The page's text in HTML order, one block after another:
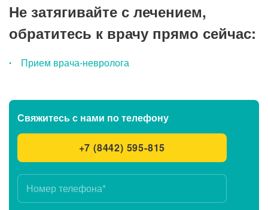
Не затягивайте с лечением,
обратитесь к врачу прямо сейчас:
Прием врача-невролога
Свяжитесь с нами по телефону
+7 (8442) 595-815